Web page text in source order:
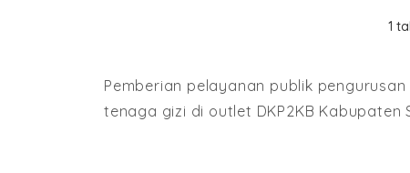
1
Pemberian pelayanan publik
tenaga gizi di outlet DKP2KB Kabupaten